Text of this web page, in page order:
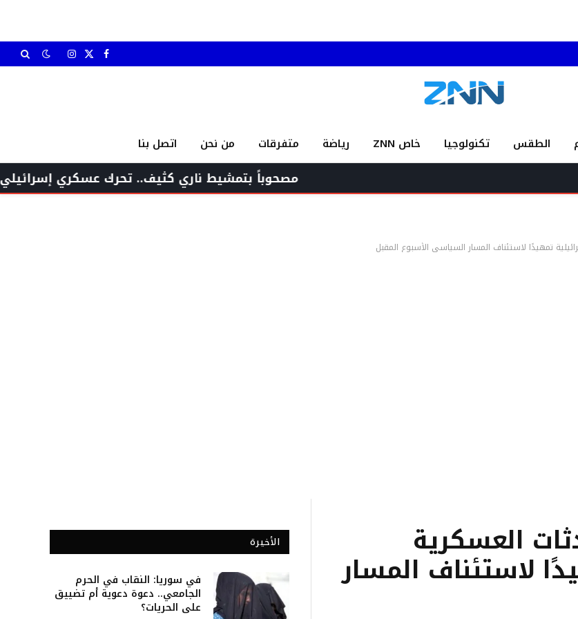
فيسبوك
X الانستغرام
الطقس تكنولوجيا خاص ZNN رياضة متفرقات من نحن اتصل بنا
مصحوباً بتمشيط ناري كثيف.. تحرك عسكري إسرائيلي مباغت
تمهيدًا لاستئناف المسار السياسي الأسبوع المقبل
العسكرية
لاستئناف المسار
الأخيرة
في سوريا: النقاب في الحرم
الجامعي.. دعوة دعوية أم تضييق
على الحريات؟